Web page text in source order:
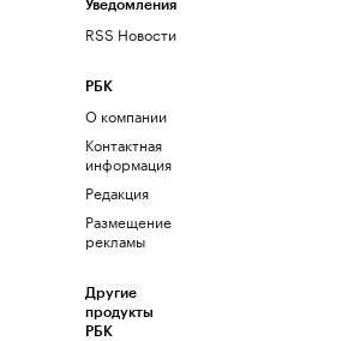
Уведомления
RSS Новости
РБК
О компании
Контактная
информация
Редакция
Размещение
рекламы
Другие
продукты
РБК